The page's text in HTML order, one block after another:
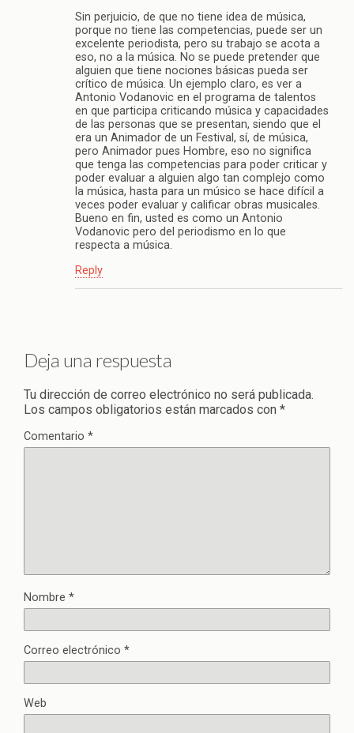
Sin perjuicio, de que no tiene idea de música,
porque no tiene las competencias, puede ser un
excelente periodista, pero su trabajo se acota a
eso, no a la música. No se puede pretender que
alguien que tiene nociones básicas pueda ser
crítico de música. Un ejemplo claro, es ver a
Antonio Vodanovic en el programa de talentos
en que participa criticando música y capacidades
de las personas que se presentan, siendo que el
era un Animador de un Festival, sí, de música,
pero Animador pues Hombre, eso no significa
que tenga las competencias para poder criticar y
poder evaluar a alguien algo tan complejo como
la música, hasta para un músico se hace difícil a
veces poder evaluar y calificar obras musicales.
Bueno en fin, usted es como un Antonio
Vodanovic pero del periodismo en lo que
respecta a música.
Reply
Deja una respuesta
Tu dirección de correo electrónico no será publicada.
Los campos obligatorios están marcados con *
Comentario *
Nombre *
Correo electrónico *
Web